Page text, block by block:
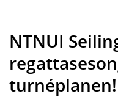
NTNUI
turnéplanen!